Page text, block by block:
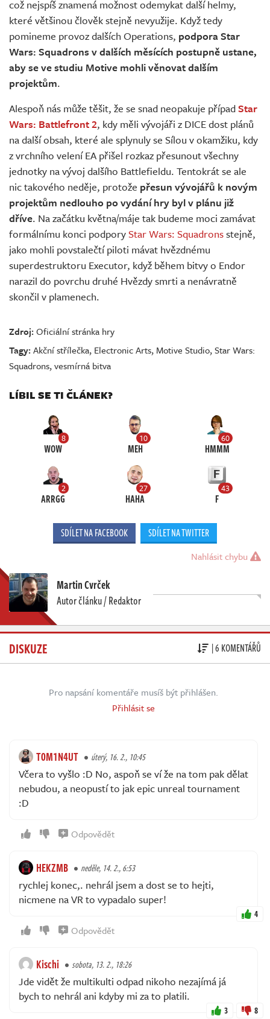
což nejspíš znamená možnost odemykat další helmy,
které většinou člověk stejně nevyužije. Když tedy
pomineme provoz dalších Operations, podpora Star
Wars: Squadrons v dalších měsících postupně ustane,
aby se ve studiu Motive mohli věnovat dalším
projektům.
Alespoň nás může těšit, že se snad neopakuje případStar
Wars: Battlefront 2, kdy měli vývojáři z DICE dost plánů
na další obsah, které ale splynuly se Sílou v okamžiku, kdy
z vrchního velení EA přišel rozkaz přesunout všechny
jednotky na vývoj dalšího Battlefieldu. Tentokrát se ale
nic takového neděje, protože přesun vývojářů k novým
projektům nedlouho po vydání hry byl v plánu již
dříve. Na začátku května/máje tak budeme moci zamávat
formálnímu konci podporyStar Wars: Squadronsstejně,
jako mohli povstalečtí piloti mávat hvězdnému
superdestruktoru Executor, když během bitvy o Endor
narazil do povrchu druhé Hvězdy smrti a nenávratně
skončil v plamenech.
Zdroj:Oficiální stránka hry
Tagy:Akční střílečka, Electronic Arts, Motive Studio,Star Wars:
Squadrons,vesmírná bitva
LÍBIL SE TI ČLÁNEK?
8
WOW
10
MEH
60
HMMM
2
ARRGG
27
HAHA
43
F
SDÍLET NA FACEBOOK SDÍLET NA TWITTER
Nahlásit chybu
Martin Cvrček
Autor článku / Redaktor
DISKUZE | 6 KOMENTÁŘŮ
Pro napsání komentáře musíš být přihlášen.
Přihlásit se
T0M1N4UT úterý, 16. 2., 10:45
Včera to vyšlo :D No, aspoň se ví že na tom pak dělat
nebudou, a neopustí to jak epic unreal tournament
:D
Odpovědět
HEKZMB neděle, 14. 2., 6:53
rychlej konec,. nehrál jsem a dost se to hejti,
nicmene na VR to vypadalo super!
4
Odpovědět
Kischi sobota, 13. 2., 18:26
Jde vidět že multikulti odpad nikoho nezajímá já
bych to nehrál ani kdyby mi za to platili.
3 8